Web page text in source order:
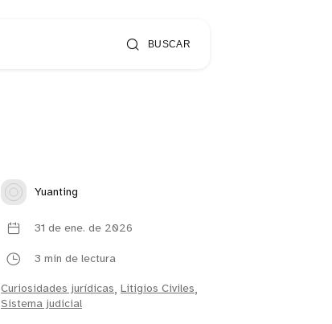
BUSCAR
Yuanting
31 de ene. de 2026
3 min de lectura
Curiosidades jurídicas, Litigios Civiles,
Sistema judicial